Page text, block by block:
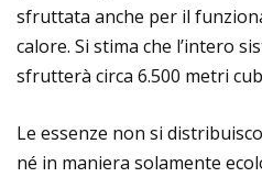
sfruttata anche per il
calore. Si stima che l’intero
sfrutterà circa 6.500 metri
Le essenze non si
né in maniera solamente